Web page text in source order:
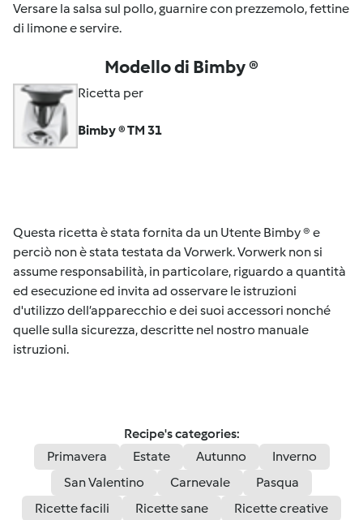
Versare la salsa sul pollo, guarnire con prezzemolo, fettine
di limone e servire.
Modello di Bimby ®
Ricetta per
Bimby ® TM 31
Questa ricetta è stata fornita da un Utente Bimby ® e
perciò non è stata testata da Vorwerk. Vorwerk non si
assume responsabilità, in particolare, riguardo a quantità
ed esecuzione ed invita ad osservare le istruzioni
d'utilizzo dell’apparecchio e dei suoi accessori nonché
quelle sulla sicurezza, descritte nel nostro manuale
istruzioni.
Recipe's categories:
Primavera
Estate Autunno
Inverno
San Valentino
Carnevale
Pasqua
Ricette facili
Ricette sane Ricette creative